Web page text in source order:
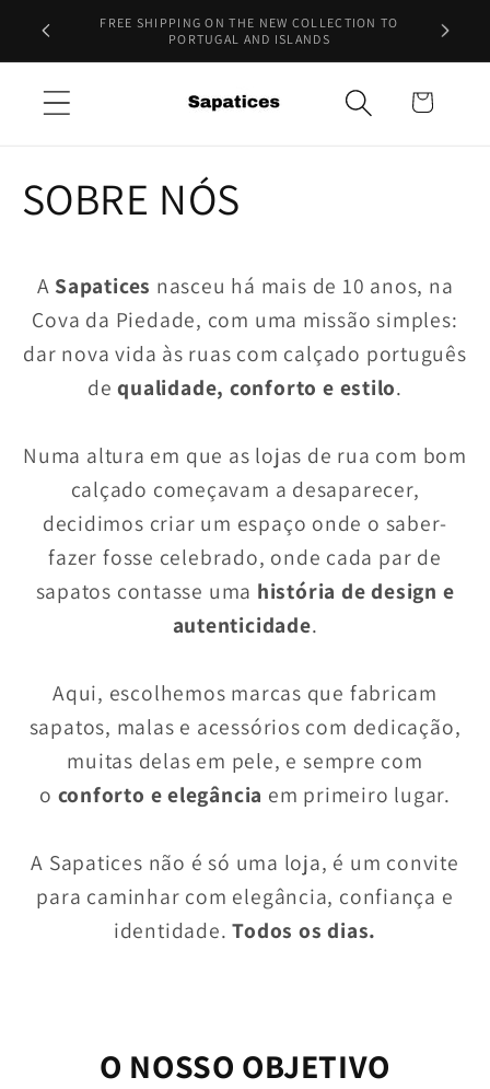
Skip to
content
WELCOME TO OUR STORE! 10% DE
Cart
SOBRE NÓS
A Sapatices nasceu há mais de 10 anos, na
Cova da Piedade, com uma missão simples:
dar nova vida às ruas com calçado português
dequalidade, conforto e estilo.
Numa altura em que as lojas de rua com bom
calçado começavam a desaparecer,
decidimos criar um espaço onde o saber-
fazer fosse celebrado, onde cada par de
sapatos contasse uma história de design e
autenticidade.
Aqui, escolhemos marcas que fabricam
sapatos, malas e acessórios com dedicação,
muitas delas em pele, e sempre com
o conforto e elegância em primeiro lugar.
A Sapatices não é só uma loja, é um convite
para caminhar com elegância, confiança e
identidade.Todos os dias.
O NOSSO OBJETIVO